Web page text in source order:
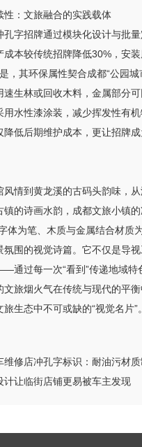
性：文旅融合的实践载体
孔字招牌通过模块化设计与批
成本较传统招牌降低30%，安
，其环保属性契合成都“公园城
生林或回收木料，金属部分可
用水性漆涂装，减少挥发性有
降低后期维护成本，更让招牌
风情到黄龙溪的古码头韵味，
镇的诗画水韵，成都文旅小镇
体为笔、木质与金属结合材质
氛围的视觉诗篇。它不仅是导
通过每一次“看到”传递地域特
文旅烟火气在传统与现代的平
生态中不可或缺的“视觉名片”。
维修店冲孔字标识：耐油污材
计让临街店铺更易被车主发现